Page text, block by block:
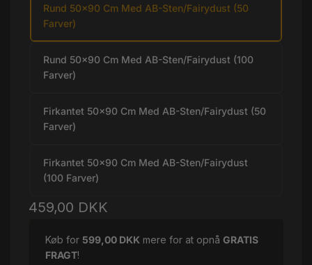
Rund 50x90 Cm Med AB-Sten/Fairydust (50
Farver)
Rund 50x90 Cm Med AB-Sten/Fairydust (100
Farver)
Firkantet 50x90 Cm Med AB-Sten/Fairydust (50
Farver)
Firkantet 50x90 Cm Med AB-Sten/Fairydust
(100 Farver)
Normalpris
459,00 DKK
Køb for 599,00 DKK mere for at opnå GRATIS
FRAGT!